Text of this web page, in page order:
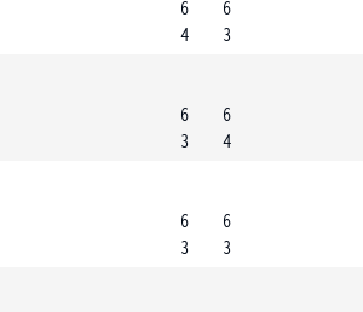
6
4
6
3
6
3
6
4
6
3
6
3